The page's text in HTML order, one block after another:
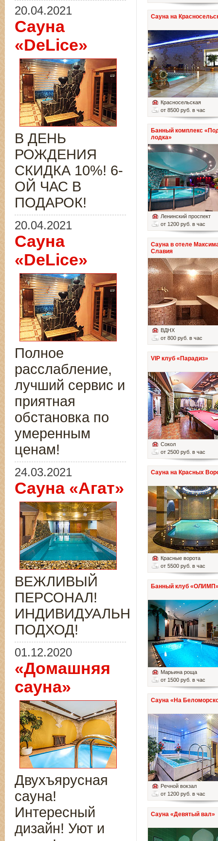
Сауна на
Красносельская
от 8500 руб. в час
Банный комплекс
лодка»
Ленинский проспект
от 1200 руб. в час
Сауна в отеле
Славия
ВДНХ
от 800 руб. в час
VIP клуб «Парадиз»
Сокол
от 2500 руб. в час
Сауна на Красных
Красные ворота
от 5500 руб. в час
Банный клуб
Марьина роща
от 1500 руб. в час
Сауна «На
Речной вокзал
от 1200 руб. в час
Сауна «Девятый вал»
20.04.2021
Сауна
«DeLice»
В ДЕНЬ
РОЖДЕНИЯ
СКИДКА 10%! 6-
ОЙ ЧАС В
ПОДАРОК!
20.04.2021
Сауна
«DeLice»
Полное
расслабление,
лучший сервис и
приятная
обстановка по
умеренным
ценам!
24.03.2021
Сауна «Агат»
ВЕЖЛИВЫЙ
ПЕРСОНАЛ!
ИНДИВИДУАЛЬНЫЙ
ПОДХОД!
01.12.2020
«Домашняя
сауна»
Двухъярусная
сауна!
Интересный
дизайн! Уют и